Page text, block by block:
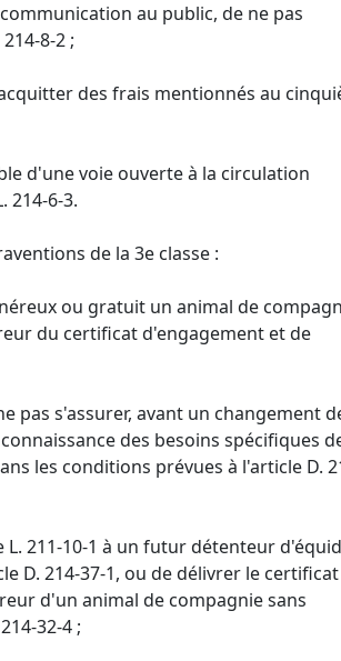
au public, de ne pas
8-2 ;
des frais mentionnés au
d'une voie ouverte à la circulation
214-6-3.
de la 3e classe :
ou gratuit un animal de
du certificat d'engagement et de
pas s'assurer, avant un changement
des besoins spécifiques
les conditions prévues à l'article D.
211-10-1 à un futur détenteur
D. 214-37-1, ou de délivrer le certificat
d'un animal de compagnie sans
32-4 ;